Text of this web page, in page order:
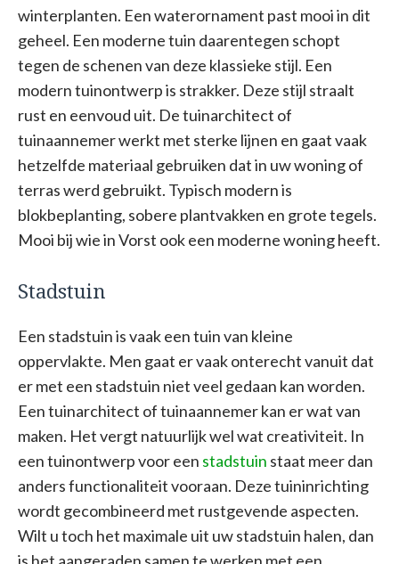
winterplanten. Een waterornament past mooi in dit
geheel. Een moderne tuin daarentegen schopt
tegen de schenen van deze klassieke stijl. Een
modern tuinontwerp is strakker. Deze stijl straalt
rust en eenvoud uit. De tuinarchitect of
tuinaannemer werkt met sterke lijnen en gaat vaak
hetzelfde materiaal gebruiken dat in uw woning of
terras werd gebruikt. Typisch modern is
blokbeplanting, sobere plantvakken en grote tegels.
Mooi bij wie in Vorst ook een moderne woning heeft.
Stadstuin
Een stadstuin is vaak een tuin van kleine
oppervlakte. Men gaat er vaak onterecht vanuit dat
er met een stadstuin niet veel gedaan kan worden.
Een tuinarchitect of tuinaannemer kan er wat van
maken. Het vergt natuurlijk wel wat creativiteit. In
een tuinontwerp voor een stadstuin staat meer dan
anders functionaliteit vooraan. Deze tuininrichting
wordt gecombineerd met rustgevende aspecten.
Wilt u toch het maximale uit uw stadstuin halen, dan